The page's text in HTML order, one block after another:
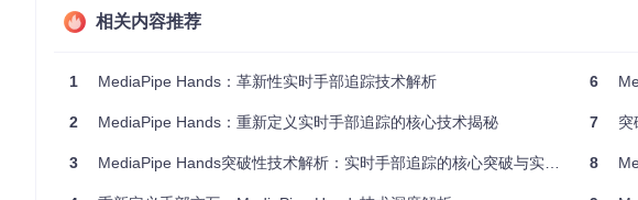
方案：创新的两阶段追踪架构
手掌检测阶段 ：首先在全图范围内快速定位手掌区域，返回带方向信息的边界框
关键点追踪阶段
：基于检测到的手掌区域，裁剪并缩放至固定尺寸后进行精细关键
相关内容推荐
1 MediaPipe Hands：革新性实时手部追踪技术解析
2 MediaPipe Hands：重新定义实时手部追踪的核心技术揭秘
3 MediaPipe Hands突破性技术解析：实时手部追踪的核心突破与实战应用
6
7 突
8